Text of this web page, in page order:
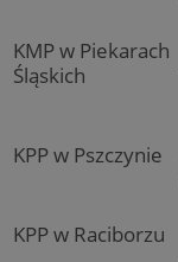
KMP w Piekarach
Śląskich
KPP w Pszczynie
KPP w Raciborzu